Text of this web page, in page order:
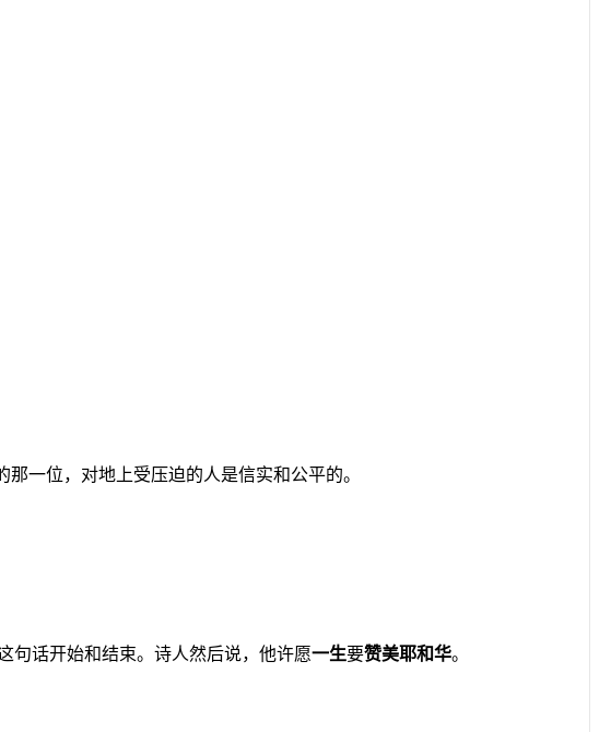
一位，对地上受压迫的人是信实和公平的。
句话开始和结束。诗人然后说，他许愿一生要赞美耶和华。